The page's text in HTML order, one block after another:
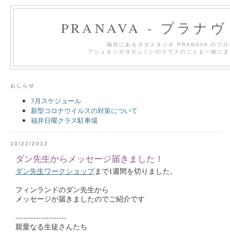
PRANAVA - プラナ
福井にあるヨガスタジオ PRANAVA のブロ
アシュタンガヨガふくいのクラスのことも一緒に
おしらせ
3月スケジュール
新型コロナウイルスの対策について
福井日曜クラス駐車場
10/22/2012
ダン先生からメッセージ届きました！
ダン先生ワークショップまで1週間を切りました。
フィンランドのダン先生から
メッセージが届きましたのでご紹介です
--------------------
親愛なる生徒さんたち